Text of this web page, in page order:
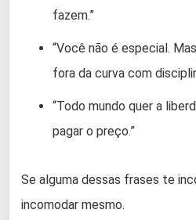
fazem.”
“Você não é especial.
fora da curva com
“Todo mundo quer a
pagar o preço.”
Se alguma dessas frases te
incomodar mesmo.